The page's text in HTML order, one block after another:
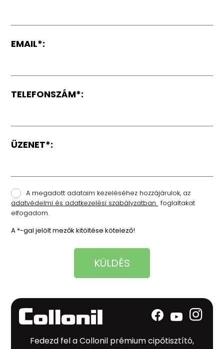
EMAIL*:
TELEFONSZÁM*:
ÜZENET*:
A megadott adataim kezeléséhez hozzájárulok, az
adatvédelmi és adatkezelési szabályzatban foglaltakat
elfogadom.
A *-gal jelölt mezők kitöltése kötelező!
KÜLDÉS
Fedezd fel a Collonil prémium cipőtisztító,